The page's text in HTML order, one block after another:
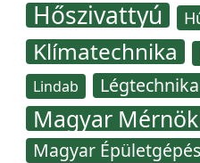
Hőszivattyú
Klímatechnika
Lindab Légtechnika
Magyar
Magyar